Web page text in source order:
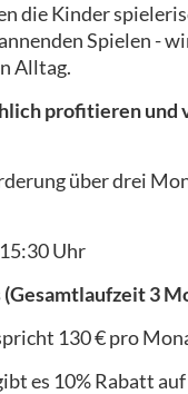
die Kinder
Spielen -
Alltag.
profitieren
über drei
Uhr
(Gesamtlaufzeit 3
130 € pro
es 10% Rabatt